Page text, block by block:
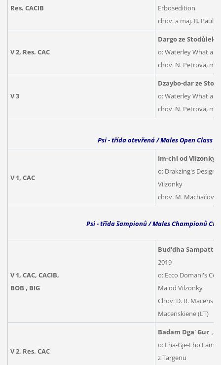
Res. CACIB
Erbosedition
chov. a maj. B.
V 2, Res. CAC
Dargo ze Stodůlek
o: Waterley What a
chov. N. Petrová,
V 3
Dzaybo-dar ze
o: Waterley What a
chov. N. Petrová,
Psi - třída otevřená / Males Open Class
V 1, CAC
Im-chi od Vilzonky
o: Drakzing's
Vilzonky
chov. M.
Psi - třída šampionů / Males Championů
V 1, CAC, CACIB,
BOB , BIG
Bud'dha Sampatti
2019
o: Ecco Domani's
Ma od Vilzonky
Chov: D. R.
Macenskiene (LT)
V 2, Res. CAC
Badam Dga' Gur ,
o: Lha-Gje-Lho
z Targenu